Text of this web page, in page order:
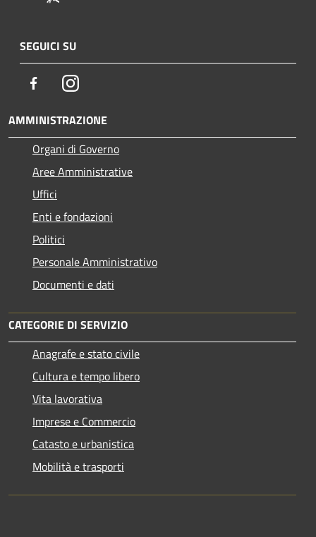
SEGUICI SU
FacebookInstagram
AMMINISTRAZIONE
Organi di Governo
Aree Amministrative
Uffici
Enti e fondazioni
Politici
Personale Amministrativo
Documenti e dati
CATEGORIE DI SERVIZIO
Anagrafe e stato civile
Cultura e tempo libero
Vita lavorativa
Imprese e Commercio
Catasto e urbanistica
Mobilità e trasporti